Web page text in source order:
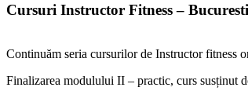
Cursuri Instructor Fitness – Bucuresti
Continuăm seria cursurilor de Instructor fitness
Finalizarea modulului II – practic, curs susținut